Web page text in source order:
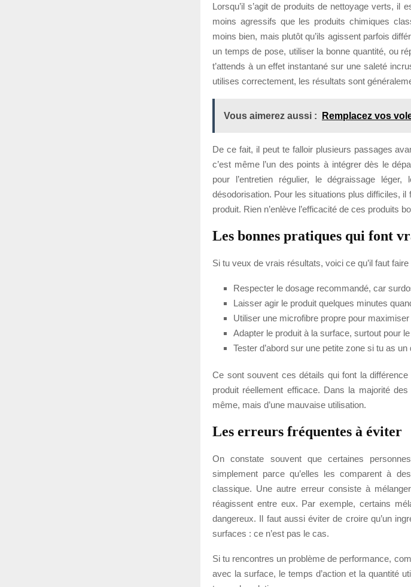
Lorsqu’il s’agit de produits de nettoyage verts, il
moins agressifs que les produits chimiques
moins bien, mais plutôt qu’ils agissent parfois
un temps de pose, utiliser la bonne quantité, ou
t’attends à un effet instantané sur une saleté
utilises correctement, les résultats sont
Vous aimerez aussi : Remplacez vos
De ce fait, il peut te falloir plusieurs passages
c’est même l’un des points à intégrer dès le
pour l’entretien régulier, le dégraissage
désodorisation. Pour les situations plus difficiles,
produit. Rien n’enlève l’efficacité de ces produits
Les bonnes pratiques qui font
Si tu veux de vrais résultats, voici ce qu’il faut
Respecter le dosage recommandé, car
Laisser agir le produit quelques minutes
Utiliser une microfibre propre pour maximiser
Adapter le produit à la surface, surtout pour le
Tester d’abord sur une petite zone si tu as un
Ce sont souvent ces détails qui font la
produit réellement efficace. Dans la majorité
même, mais d’une mauvaise utilisation.
Les erreurs fréquentes à éviter
On constate souvent que certaines
simplement parce qu’elles les comparent à
classique. Une autre erreur consiste à
réagissent entre eux. Par exemple, certains
dangereux. Il faut aussi éviter de croire qu’un
surfaces : ce n’est pas le cas.
Si tu rencontres un problème de performance,
avec la surface, le temps d’action et la quantité